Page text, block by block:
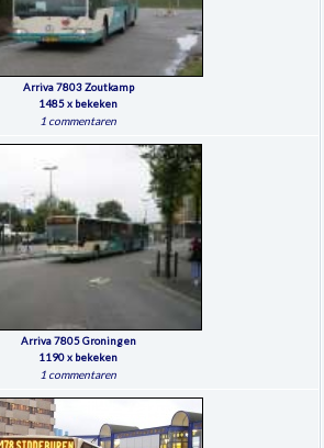
Arriva 7803 Zoutkamp
1485 x bekeken
1 commentaren
Arriva 7805 Groningen
1190 x bekeken
1 commentaren